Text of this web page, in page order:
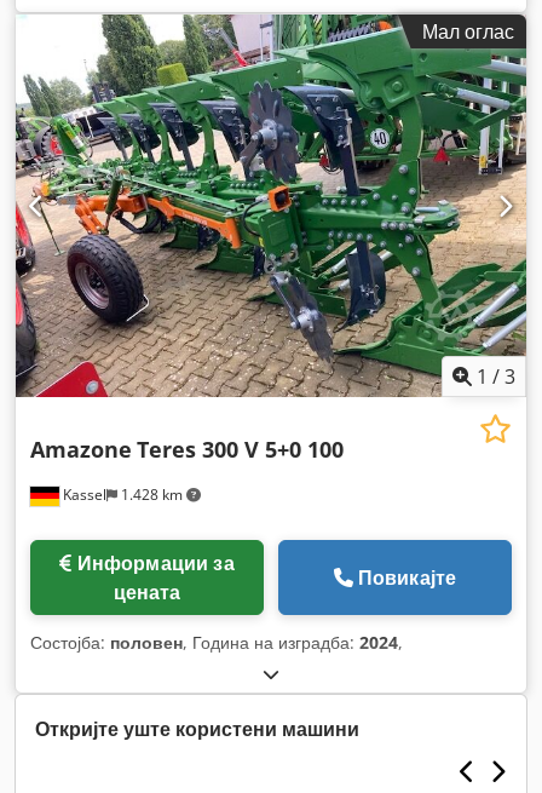
Мал оглас
1 /3
Kassel 1.428 km
Amazone Teres 300 V 5+0 100
цената
Повикајте
Состојба: половен, Година на изградба: 2024,
Откријте уште користени машини